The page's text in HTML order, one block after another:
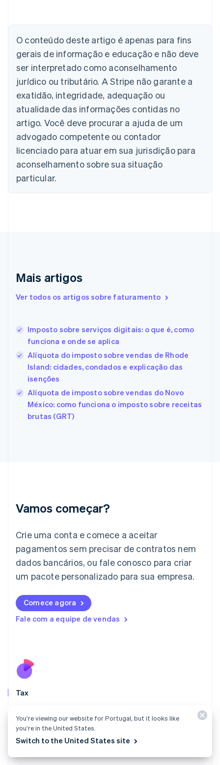
O conteúdo deste artigo é apenas para fins
gerais de informação e educação e não deve
ser interpretado como aconselhamento
jurídico ou tributário. A Stripe não garante a
exatidão, integridade, adequação ou
atualidade das informações contidas no
artigo. Você deve procurar a ajuda de um
advogado competente ou contador
licenciado para atuar em sua jurisdição para
aconselhamento sobre sua situação
particular.
Mais artigos
Ver todos os artigos sobre faturamento
Imposto sobre serviços digitais: o que é, como
funciona e onde se aplica
Alíquota do imposto sobre vendas de Rhode
Island: cidades, condados e explicação das
isenções
Alíquota de imposto sobre vendas do Novo
México: como funciona o imposto sobre receitas
brutas (GRT)
Vamos começar?
Crie uma conta e comece a aceitar
pagamentos sem precisar de contratos nem
dados bancários, ou fale conosco para criar
um pacote personalizado para sua empresa.
Comece agora
Fale com a equipe de vendas
Tax
valor certo dos impostos e acesse os relatórios
necessários para fazer declarações.
Alemanha
Deutsch English
Austrália
English
Áustria
Bélgica
NederlandsFrançaisDeutsch English
Brasil
Português English
Bulgária
English
Canadá
EnglishFrançais
China continental
Emirados Árabes Unidos
English
Eslováquia
Espanha
EspañolEnglish
Estados Unidos
English Español 简体中文
Estônia
English
Finlândia
EnglishSvenska
França
Irlanda
Itália
English
Japão
日本語English
Letônia
Liechtenstein
Deutsch English
Lituânia
English
English
Malta
English
Nova Zelândia
English
NederlandsEnglish
You’re viewing our website for Portugal, but it looks like
you’re in the United States.
Switch to the United States site